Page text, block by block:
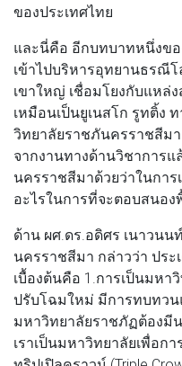
ของประเทศไทย
และนี่คือ อีกบทบาทหนึ่งข
เข้าไปบริหารอุทยานธรณี
เขาใหญ่ เชื่อมโยงกับแห
เหมือนเป็นยูเนสโก รูทติ้ง
วิทยาลัยราชภันครราชสีม
จากงานทางด้านวิชาการแ
นครราชสีมาด้วยว่าในกา
อะไรในการที่จะตอบสนอ
ด้าน ผศ.ดร.อดิศร เนาวน
นครราชสีมา กล่าวว่า ปร
เบื้องต้นคือ 1.การเป็นมหา
ปรับโฉมใหม่ มีการทบทว
มหาวิทยาลัยราชภัฏต้องมี
เราเป็นมหาวิทยาลัยเพื่อก